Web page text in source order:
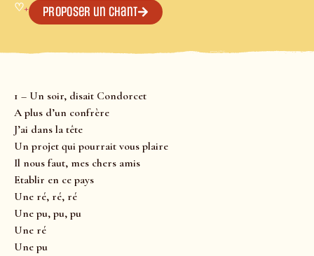
♡+ Proposer un chant
1 – Un soir, disait Condorcet
A plus d’un confrère
J’ai dans la tête
Un projet qui pourrait vous plaire
Il nous faut, mes chers amis
Etablir en ce pays
Une ré, ré, ré
Une pu, pu, pu
Une ré
Une pu